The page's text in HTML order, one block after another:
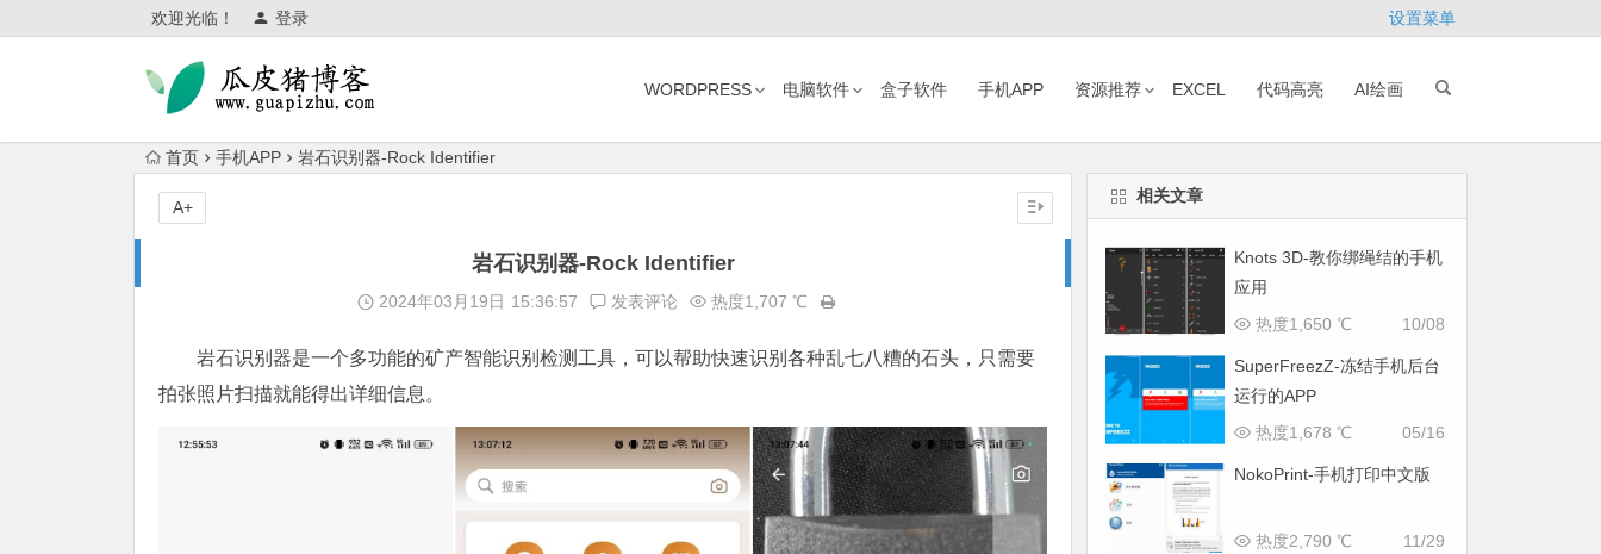
欢迎光临！ 登录 设置菜单
WORDPRESS 电脑软件 盒子软件 手机APP 资源推荐 EXCEL 代码高亮 AI绘画
首页 手机APP 岩石识别器-Rock Identifier
岩石识别器-Rock Identifier
2024年03月19日 15:36:57 发表评论 热度1,707 ℃
岩石识别器是一个多功能的矿产智能识别检测工具，可以帮助快速识别各种乱七八糟的石头，只需要
拍张照片扫描就能得出详细信息。
A+
相关文章
Knots 3D-教你绑绳结的手机
应用
10/08
热度1,650 ℃
SuperFreezZ-冻结手机后台
运行的APP
05/16
热度1,678 ℃
NokoPrint-手机打印中文版
11/29
热度2,790 ℃